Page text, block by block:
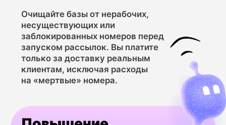
Что проверяет
Глубина данных
Скорость
использования
Активность номера, текущий оператор,
роуминг, поддержка сетей.
Менее 1 секунды.
Фильтрация неактивных номеров
перед рассылкой, проверка
оператора для таргетирования.
Операторские: статус,
MCC/MNC, роуминг.